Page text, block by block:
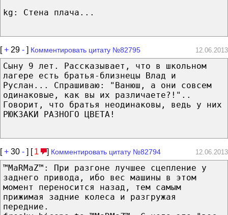
kg: Стена плача...
[+ 29 - ] Комментировать цитату №82795 12.06.2013
Сыну 9 лет. Рассказывает, что в школьном
лагере есть братья-близнецы Влад и
Руслан... Спрашиваю: "Ванюш, а они совсем
одинаковые, как вы их различаете?!"..
Говорит, что братья неодинаковы, ведь у них
РЮКЗАКИ РАЗНОГО ЦВЕТА!
[+ 30 - ] [ 1 ] Комментировать цитату №82794 12.06.2013
™MaRMaZ™: При разгоне лучшее сцепление у
заднего привода, ибо вес машины в этом
момент переносится назад, тем самым
прижимая задние колеса и разгружая
передние.